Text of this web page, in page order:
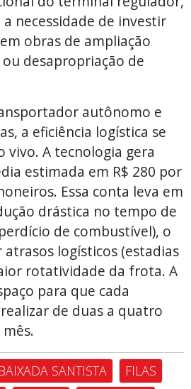
necessidade de investir
obras de ampliação
desapropriação de
autônomo e
a eficiência logística se
vivo. A tecnologia gera
estimada em R$ 280 por
Essa conta leva em
drástica no tempo de
de combustível), o
logísticos (estadias
rotatividade da frota. A
para que cada
de duas a quatro
BAIXADA SANTISTA FILAS